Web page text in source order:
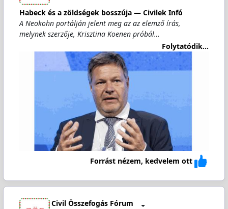
Habeck és a zöldségek bosszúja — Civilek Infó
A Neokohn portálján jelent meg az az elemző írás,
melynek szerzője, Krisztina Koenen próbál…
Folytatódik...
Forrást nézem, kedvelem ott
Civil Összefogás Fórum